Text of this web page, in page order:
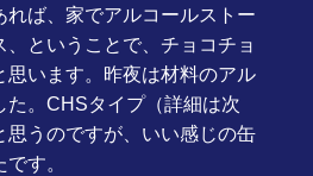
れば、家でアルコールストー
ということで、チョコチョ
思います。昨夜は材料のアル
た。CHSタイプ（詳細は次
思うのですが、いい感じの缶
す。